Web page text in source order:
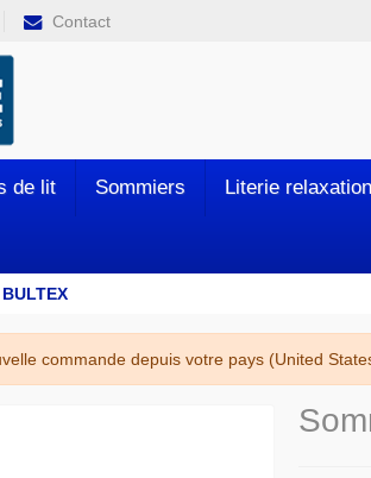
Contact
de lit Sommiers Literie relaxation
commande depuis votre pays (United